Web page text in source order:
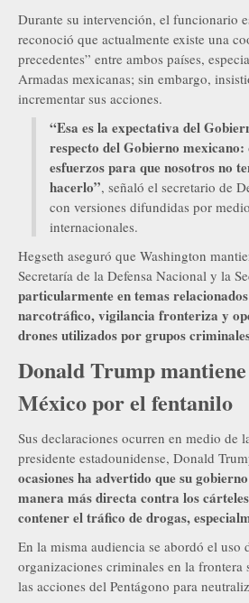
Durante su intervención, el funcionario
reconoció que actualmente existe una
precedentes” entre ambos países,
Armadas mexicanas; sin embargo,
incrementar sus acciones.
“Esa es la expectativa del
respecto del Gobierno mexicano:
esfuerzos para que nosotros no
hacerlo”, señaló el secretario de
con versiones difundidas por
internacionales.
Hegseth aseguró que Washington
Secretaría de la Defensa Nacional y la
particularmente en temas
narcotráfico, vigilancia fronteriza y
drones utilizados por grupos
Donald Trump
México por el fentanilo
Sus declaraciones ocurren en medio de
presidente estadounidense, Donald
ocasiones ha advertido que su
manera más directa contra los
contener el tráfico de drogas,
En la misma audiencia se abordó el uso
organizaciones criminales en la frontera
las acciones del Pentágono para